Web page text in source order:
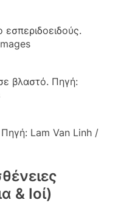
βλαστό. Πηγή:
Lam Van Linh /
& Ιοί)